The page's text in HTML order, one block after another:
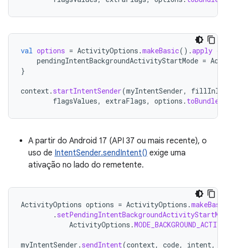
val options = ActivityOptions .makeBasic().apply {
pendingIntentBackgroundActivityStartMode =
}
context . startIntentSender(myIntentSender,
flagsValues, extraFlags, options . toBundle
A partir do Android 17 (API 37 ou mais recente), o
uso de IntentSender.sendIntent() exige uma
ativação no lado do remetente.
ActivityOptions options = ActivityOptions .
.
ActivityOptions .
myIntentSender . sendIntent(context, code, intent,